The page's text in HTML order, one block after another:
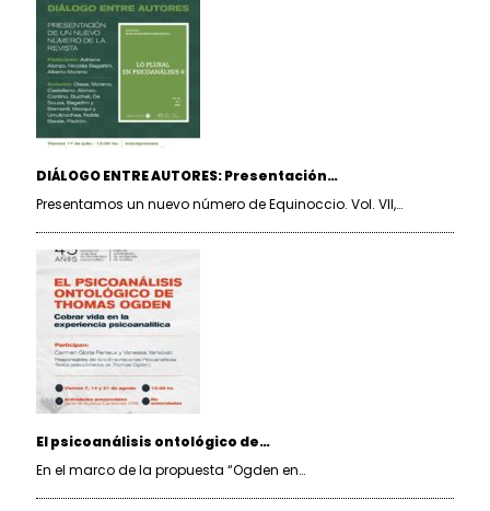
DIÁLOGO ENTRE AUTORES: Presentación…
Presentamos un nuevo número de Equinoccio. Vol. VII,…
El psicoanálisis ontológico de…
En el marco de la propuesta “Ogden en…